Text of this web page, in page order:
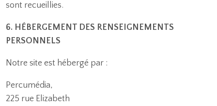
sont recueillies.
6. HÉBERGEMENT DES RENSEIGNEMENTS
PERSONNELS
Notre site est hébergé par :
Percumédia,
225 rue Elizabeth